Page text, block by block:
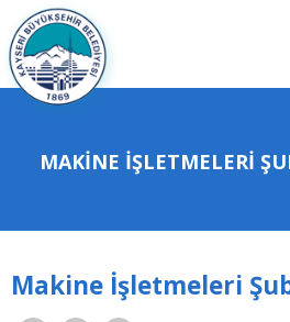
MAKINE İŞLETMELERI
Makine İşletmeleri